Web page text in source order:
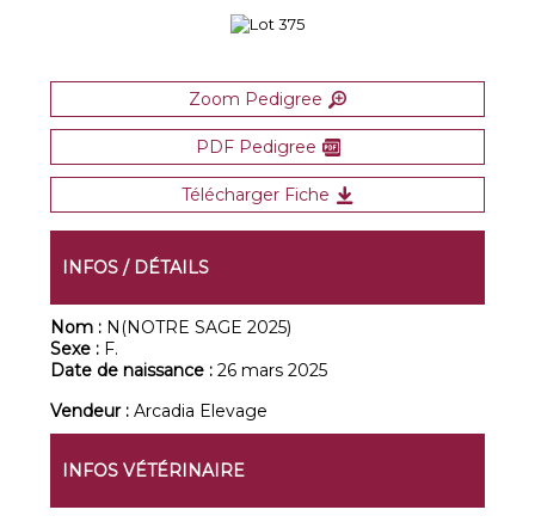
Zoom Pedigree
PDF Pedigree
Télécharger Fiche
INFOS / DÉTAILS
Nom : N(NOTRE SAGE 2025)
Sexe : F.
Date de naissance :26 mars 2025
Vendeur :Arcadia Elevage
INFOS VÉTÉRINAIRE